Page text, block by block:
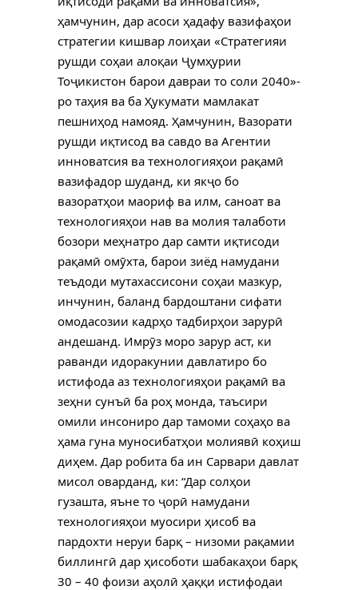
ҳамчунин, дар асоси ҳадафу вазифаҳои
стратегии кишвар лоиҳаи «Стратегияи
рушди соҳаи алоқаи Ҷумҳурии
Тоҷикистон барои давраи то соли 2040»-
ро таҳия ва ба Ҳукумати мамлакат
пешниҳод намояд. Ҳамчунин, Вазорати
рушди иқтисод ва савдо ва Агентии
инноватсия ва технологияҳои рақамӣ
вазифадор шуданд, ки якҷо бо
вазоратҳои маориф ва илм, саноат ва
технологияҳои нав ва молия талаботи
бозори меҳнатро дар самти иқтисоди
рақамӣ омӯхта, барои зиёд намудани
теъдоди мутахассисони соҳаи мазкур,
инчунин, баланд бардоштани сифати
омодасозии кадрҳо тадбирҳои зарурӣ
андешанд. Имрӯз моро зарур аст, ки
раванди идоракунии давлатиро бо
истифода аз технологияҳои рақамӣ ва
зеҳни сунъӣ ба роҳ монда, таъсири
омили инсониро дар тамоми соҳаҳо ва
ҳама гуна муносибатҳои молиявӣ коҳиш
диҳем. Дар робита ба ин Сарвари давлат
мисол оварданд, ки: “Дар солҳои
гузашта, яъне то ҷорӣ намудани
технологияҳои муосири ҳисоб ва
пардохти неруи барқ – низоми рақамии
биллингӣ дар ҳисоботи шабакаҳои барқ
30 – 40 фоизи аҳолӣ ҳаққи истифодаи